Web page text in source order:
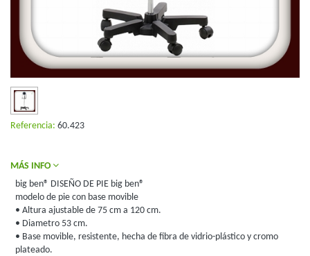
Referencia: 60.423
MÁS INFO
big ben® DISEÑO DE PIE big ben®
modelo de pie con base movible
• Altura ajustable de 75 cm a 120 cm.
• Diametro 53 cm.
• Base movible, resistente, hecha de fibra de vidrio-plástico y cromo
plateado.